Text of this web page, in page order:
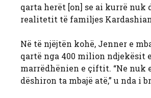
qarta herët [on] se ai kurrë nuk
realitetit të familjes
Në të njëjtën kohë, Jenner e
qartë nga 400 milion ndjekësit
marrëdhënien e çiftit. “Ne nuk
dëshiron ta mbajë atë,” u nda i